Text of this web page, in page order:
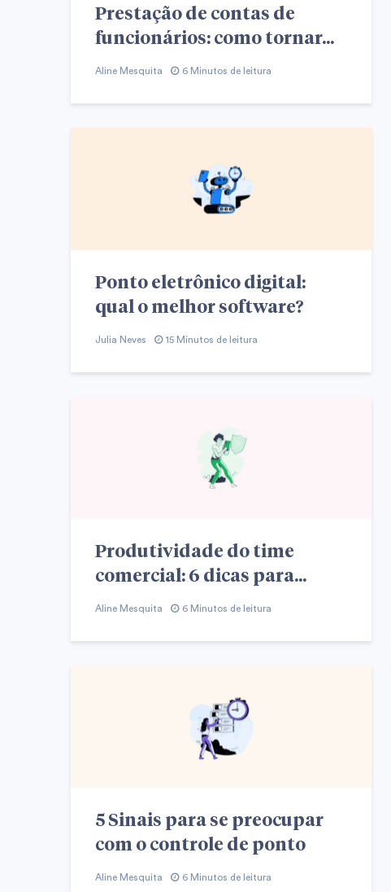
Prestação de contas de
funcionários: como tornar...
Aline Mesquita 6 Minutos de leitura
Ponto eletrônico digital:
qual o melhor software?
Julia Neves 15 Minutos de leitura
Produtividade do time
comercial: 6 dicas para...
Aline Mesquita 6 Minutos de leitura
5 Sinais para se preocupar
com o controle de ponto
Aline Mesquita 6 Minutos de leitura